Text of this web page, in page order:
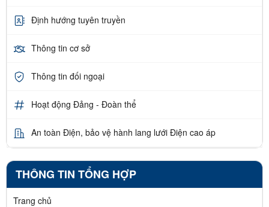
Định hướng tuyên truyền
Thông tin cơ sở
Thông tin đối ngoại
Hoạt động Đảng - Đoàn thể
An toàn Điện, bảo vệ hành lang lưới Điện cao áp
THÔNG TIN TỔNG HỢP
Trang chủ